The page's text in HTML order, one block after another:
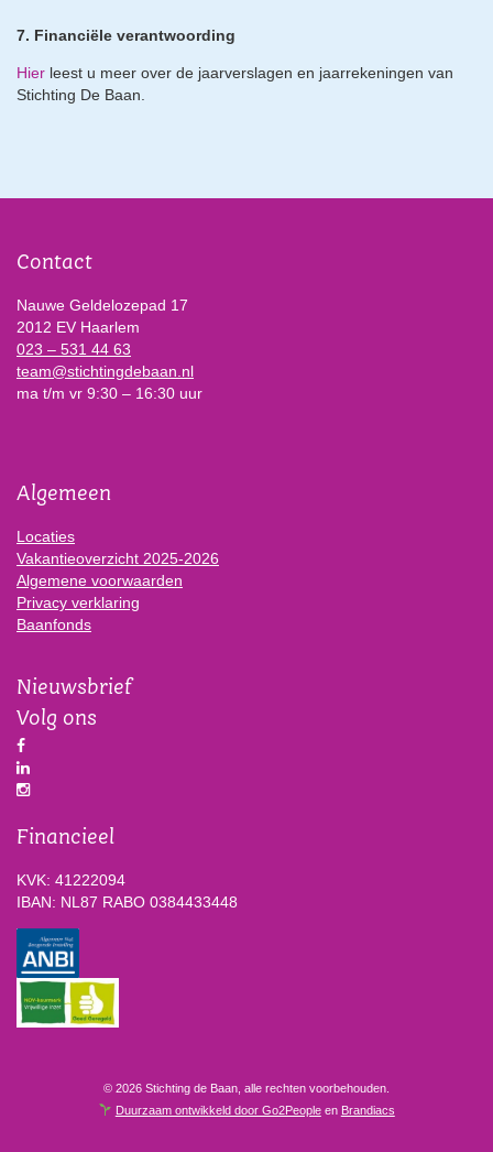
7. Financiële verantwoording
Hier leest u meer over de jaarverslagen en jaarrekeningen van
Stichting De Baan.
Contact
Nauwe Geldelozepad 17
2012 EV Haarlem
023 – 531 44 63
team@stichtingdebaan.nl
ma t/m vr 9:30 – 16:30 uur
Algemeen
Locaties
Vakantieoverzicht 2025-2026
Algemene voorwaarden
Privacy verklaring
Baanfonds
Nieuwsbrief
Volg ons
Financieel
KVK: 41222094
IBAN: NL87 RABO 0384433448
© 2026 Stichting de Baan, alle rechten voorbehouden.
Duurzaam ontwikkeld door Go2Peopleen Brandiacs